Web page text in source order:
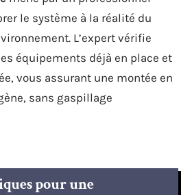
le système à la réalité du
L’expert vérifie
équipements déjà en place et
vous assurant une montée en
sans gaspillage
pour une